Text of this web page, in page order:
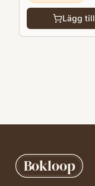
Lägg till
Bokloop